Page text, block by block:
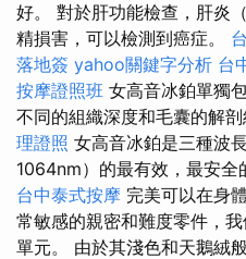
好。 對於肝功能檢查，肝炎
精損害，可以檢測到癌症。
落地簽 yahoo關鍵字分析 台
按摩證照班 女高音冰鉑單獨
不同的組織深度和毛囊的解剖
理證照 女高音冰鉑是三種波
1064nm）的最有效，最安全
台中泰式按摩 完美可以在身
常敏感的親密和難度零件，
單元。 由於其淺色和天鵝絨